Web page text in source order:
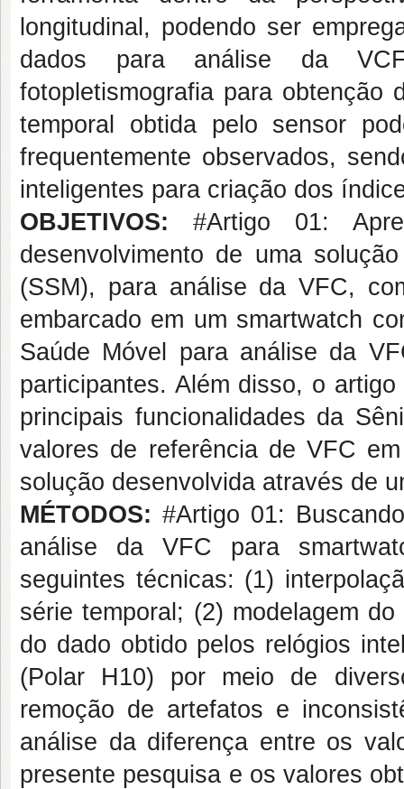
longitudinal, podendo ser
dados para análise da
fotopletismografia para
temporal obtida pelo sensor
frequentemente observados,
inteligentes para criação dos
OBJETIVOS: #Artigo 01:
desenvolvimento de uma
(SSM), para análise da VFC,
embarcado em um smartwatch
Saúde Móvel para análise da
participantes. Além disso, o
principais funcionalidades da
valores de referência de VFC
solução desenvolvida através de
MÉTODOS: #Artigo 01:
análise da VFC para
seguintes técnicas: (1)
série temporal; (2) modelagem
do dado obtido pelos relógios
(Polar H10) por meio de
remoção de artefatos e
análise da diferença entre os
presente pesquisa e os valores